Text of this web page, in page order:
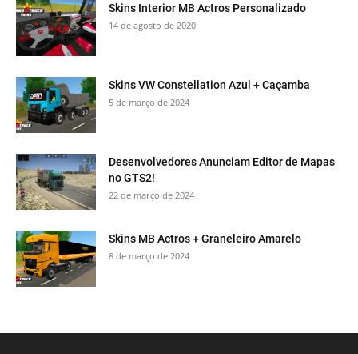
Skins Interior MB Actros Personalizado
14 de agosto de 2020
Skins VW Constellation Azul + Caçamba
5 de março de 2024
Desenvolvedores Anunciam Editor de Mapas
no GTS2!
22 de março de 2024
Skins MB Actros + Graneleiro Amarelo
8 de março de 2024